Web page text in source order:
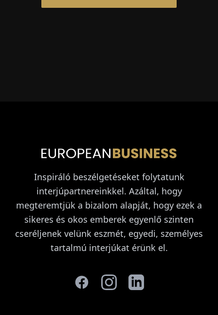
Inspiráló beszélgetéseket folytatunk
interjúpartnereinkkel. Azáltal, hogy
megteremtjük a bizalom alapját, hogy ezek a
sikeres és okos emberek egyenlő szinten
cseréljenek velünk eszmét, egyedi, személyes
tartalmú interjúkat érünk el.